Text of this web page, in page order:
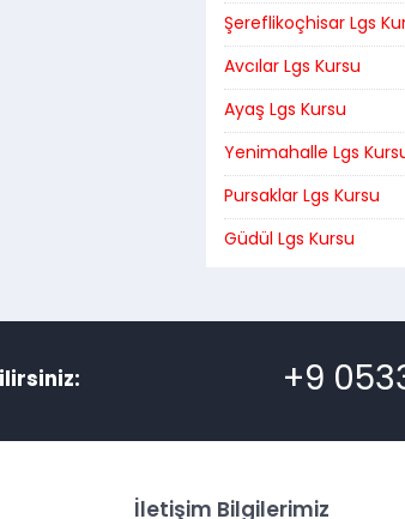
Şereflikoçhisar Lgs
Avcılar Lgs Kursu
Ayaş Lgs Kursu
Yenimahalle Lgs
Pursaklar Lgs Kursu
Güdül Lgs Kursu
+9
İletişim Bilgilerimiz